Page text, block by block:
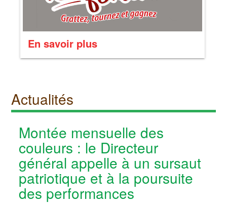
En savoir plus
Actualités
Montée mensuelle des
couleurs : le Directeur
général appelle à un sursaut
patriotique et à la poursuite
des performances